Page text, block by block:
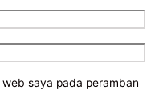
saya pada peramban